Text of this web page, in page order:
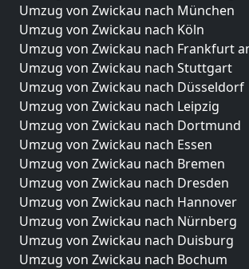
Umzug von Zwickau nach München
Umzug von Zwickau nach Köln
Umzug von Zwickau nach Frankfurt
Umzug von Zwickau nach Stuttgart
Umzug von Zwickau nach Düsseldorf
Umzug von Zwickau nach Leipzig
Umzug von Zwickau nach Dortmund
Umzug von Zwickau nach Essen
Umzug von Zwickau nach Bremen
Umzug von Zwickau nach Dresden
Umzug von Zwickau nach Hannover
Umzug von Zwickau nach Nürnberg
Umzug von Zwickau nach Duisburg
Umzug von Zwickau nach Bochum